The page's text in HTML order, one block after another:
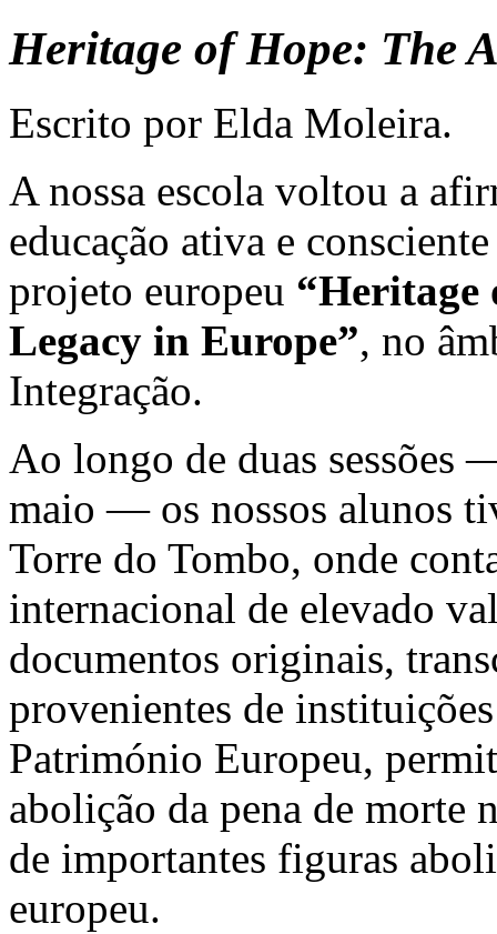
Heritage of Hope: The
Escrito por Elda Moleira.
A nossa escola voltou a
educação ativa e
projeto europeu “Heritage
Legacy in Europe”, no
Integração.
Ao longo de duas sessões
maio — os nossos alunos
Torre do Tombo, onde
internacional de elevado
documentos originais,
provenientes de
Património Europeu,
abolição da pena de morte
de importantes figuras
europeu.